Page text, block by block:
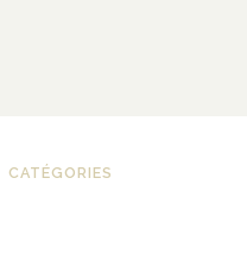
CATÉGORIES